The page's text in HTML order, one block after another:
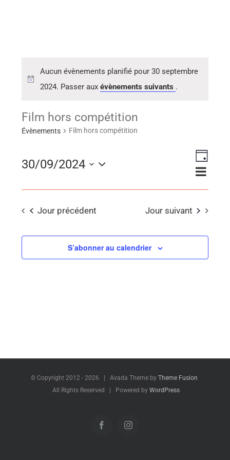
Aucun évènements planifié pour 30 septembre
2024. Passer aux évènements suivants .
Film hors compétition
Évènements Film hors compétition
par
de
vues
Jour
30/09/2024
une
date.
Jour précédent Jour suivant
S’abonner au calendrier
© Copyright 2012 - 2026 | Avada Theme by Theme Fusion
All Rights Reserved | Powered by WordPress
FacebookInstagram